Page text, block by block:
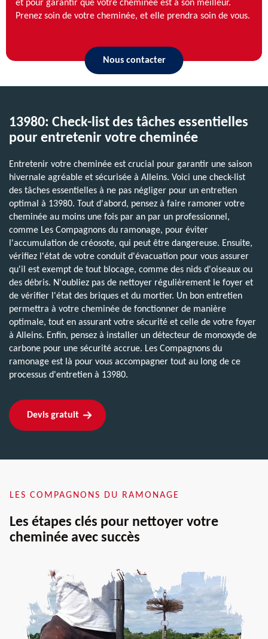
et pour garantir que votre cheminée est à son meilleur.
Prenez soin de votre cheminée, et elle prendra soin de vous.
Nous contacter
13980: Check-list des tâches essentielles
pour entretenir votre cheminée
Entretenir votre cheminée est crucial pour garantir une saison
hivernale agréable et sécurisée à Alleins. Voici une check-list
des tâches essentielles à ne pas négliger pour un entretien
optimal à 13980. Tout d'abord, pensez à faire ramoner votre
cheminée au moins une fois par an par un professionnel,
comme Les Compagnons du ramonage, pour éviter
l'accumulation de créosote, qui peut être dangereuse. Ensuite,
vérifiez l'état de votre conduit d'évacuation pour vous assurer
qu'il est exempt de tout blocage, comme des nids d'oiseaux ou
des débris. N'oubliez pas de nettoyer régulièrement le foyer et
de vérifier l'état des briques et du mortier. Un bon entretien
permettra à votre cheminée de fonctionner de manière
optimale, tout en assurant votre sécurité et celle de votre foyer
à Alleins. Enfin, pensez à installer un détecteur de monoxyde de
carbone pour une sécurité accrue. Les Compagnons du
ramonage est là pour vous accompagner tout au long de ce
processus d'entretien à 13980.
Devis gratuit
LES COMPAGNONS DU RAMONAGE
Les étapes clés pour nettoyer votre
cheminée avec succès